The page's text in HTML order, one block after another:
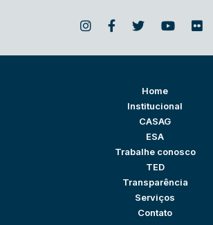
Home
Institucional
CASAG
ESA
Trabalhe conosco
TED
Transparência
Serviços
Contato